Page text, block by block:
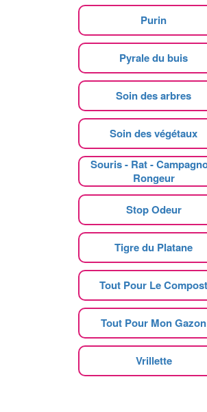
Purin
Pyrale du buis
Soin des arbres
Soin des végétaux
Souris - Rat -
Rongeur
Stop Odeur
Tigre du Platane
Tout Pour Le Compost
Tout Pour Mon Gazon
Vrillette